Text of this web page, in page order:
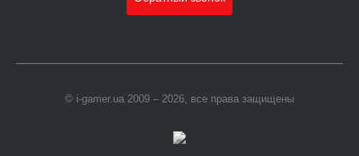
© i-gamer.ua 2009 – 2026, все права защищены